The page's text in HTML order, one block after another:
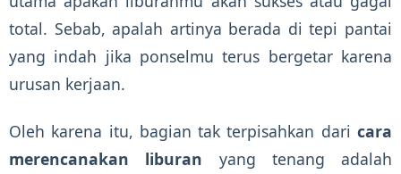
total. Sebab, apalah artinya berada di tepi pantai
yang indah jika ponselmu terus bergetar karena
urusan kerjaan.
Oleh karena itu, bagian tak terpisahkan dari cara
merencanakan liburan yang tenang adalah